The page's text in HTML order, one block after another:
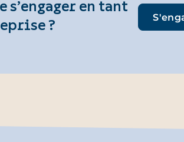
s’engager en tant
?